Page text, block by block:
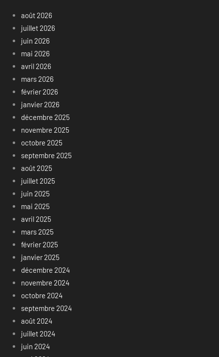
août 2026
juillet 2026
juin 2026
mai 2026
avril 2026
mars 2026
février 2026
janvier 2026
décembre 2025
novembre 2025
octobre 2025
septembre 2025
août 2025
juillet 2025
juin 2025
mai 2025
avril 2025
mars 2025
février 2025
janvier 2025
décembre 2024
novembre 2024
octobre 2024
septembre 2024
août 2024
juillet 2024
juin 2024